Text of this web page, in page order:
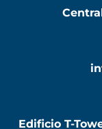
Edificio T-